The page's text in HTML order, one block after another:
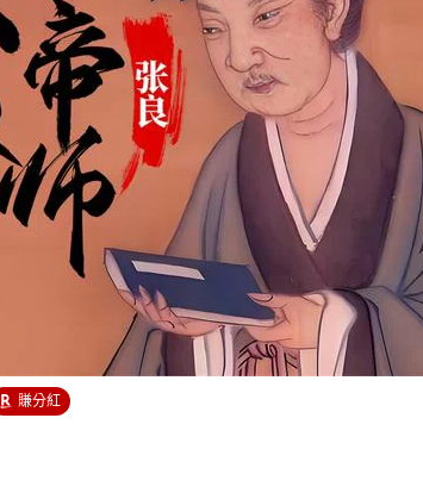
賺分紅